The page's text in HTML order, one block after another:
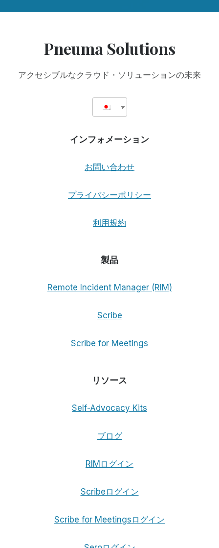
Pneuma Solutions
アクセシブルなクラウド・ソリューションの未来
インフォメーション
お問い合わせ
プライバシーポリシー
利用規約
製品
Remote Incident Manager (RIM)
Scribe
Scribe for Meetings
リソース
Self-Advocacy Kits
ブログ
RIMログイン
Scribeログイン
Scribe for Meetingsログイン